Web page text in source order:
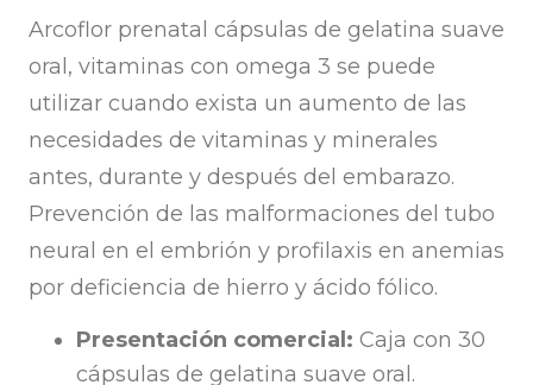
Arcoflor prenatal cápsulas de gelatina suave
oral, vitaminas con omega 3 se puede
utilizar cuando exista un aumento de las
necesidades de vitaminas y minerales
antes, durante y después del embarazo.
Prevención de las malformaciones del tubo
neural en el embrión y profilaxis en anemias
por deficiencia de hierro y ácido fólico.
Presentación comercial: Caja con 30
cápsulas de gelatina suave oral.